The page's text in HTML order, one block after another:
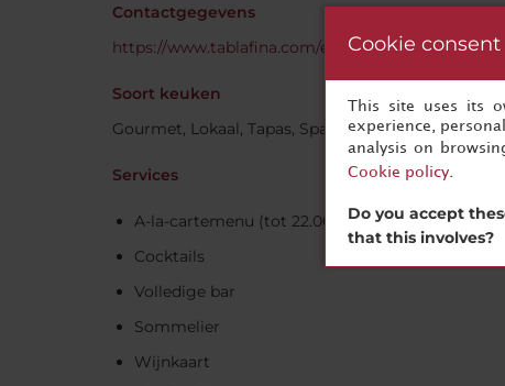
Contactgegevens
https://www.tablafina.com/en/tablafina-barcelona/
Soort keuken
Gourmet, Lokaal, Tapas, Spaans, Nationaal, Hapjes
Services
A-la-cartemenu (tot 22.00 uur)
Cocktails
Volledige bar
Sommelier
Wijnkaart
Cookie consent
This site uses its
experience,
analysis on
Cookie policy.
Do you accept
that this involves?